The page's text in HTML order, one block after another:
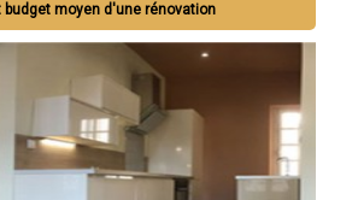
budget moyen d'une rénovation